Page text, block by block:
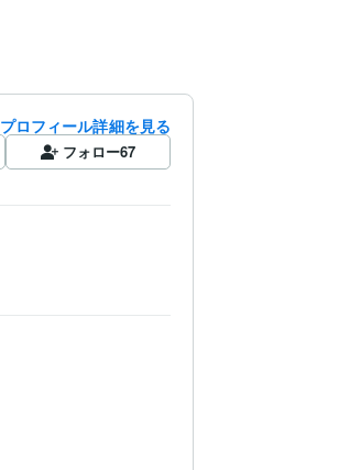
プロフィール詳細を見る
フォロー67